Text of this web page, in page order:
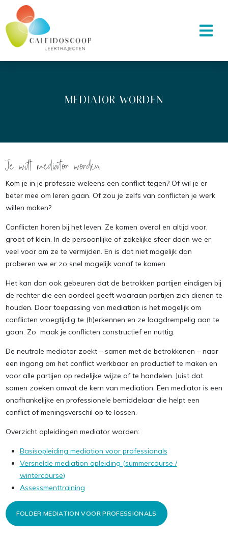
MEDIATOR WORDEN
Je wilt mediator worden
Kom je in je professie weleens een conflict tegen? Of wil je er
beter mee om leren gaan. Of zou je zelfs van conflicten je werk
willen maken?
Conflicten horen bij het leven. Ze komen overal en altijd voor,
groot of klein. In de persoonlijke of zakelijke sfeer doen we er
veel voor om ze te vermijden. En is dat niet mogelijk dan
proberen we er zo snel mogelijk vanaf te komen.
Het kan dan ook gebeuren dat de betrokken partijen eindigen bij
de rechter die een oordeel geeft waaraan partijen zich dienen te
houden. Door toepassing van mediation is het mogelijk om
conflicten vroegtijdig te (h)erkennen en ze laagdrempelig aan te
gaan. Zo maak je conflicten constructief en nuttig.
De neutrale mediator zoekt – samen met de betrokkenen – naar
een ingang om het conflict werkbaar en productief te maken en
voor alle partijen op redelijke wijze af te handelen. Juist dat
samen zoeken omvat de kern van mediation. Een mediator is een
onafhankelijke en professionele bemiddelaar die helpt een
conflict of meningsverschil op te lossen.
Overzicht opleidingen mediator worden:
Basisopleiding mediation voor professionals
Versnelde mediation opleiding (summercourse /
wintercourse)
Assessmenttraining
FOLDER MEDIATION VOOR PROFESSIONALS